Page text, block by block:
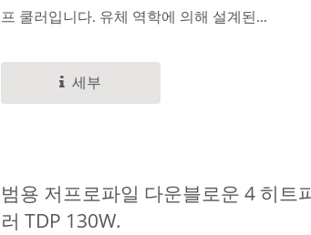
프 쿨러입니다. 유체 역학에 의해 설계된...
세부
범용 저프로파일 다운블로운 4 히트
러 TDP 130W.